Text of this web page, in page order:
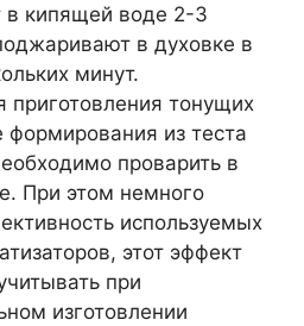
в кипящей воде 2-3
в духовке в
минут.
тонущих
формирования из теста
проварить в
При этом немного
используемых
этот эффект
при
изготовлении